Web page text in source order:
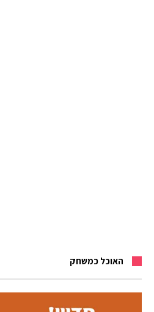
האוכל כמשחק